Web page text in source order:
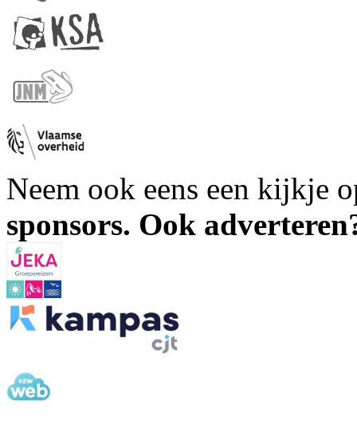
Neem ook eens een kijkje
sponsors. Ook